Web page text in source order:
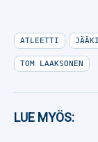
ATLEETTI
TOM LAAKSONEN
LUE MYÖS: